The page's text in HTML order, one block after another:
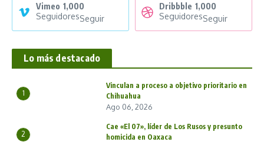
Vimeo 1,000
SeguidoresSeguir
Dribbble 1,000
SeguidoresSeguir
Lo más destacado
1
Vinculan a proceso a objetivo prioritario en
Chihuahua
Ago 06, 2026
2
Cae «El 07», líder de Los Rusos y presunto
homicida en Oaxaca